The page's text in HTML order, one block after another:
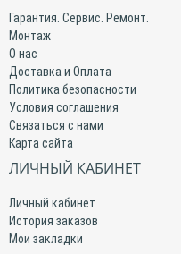
Гарантия. Сервис. Ремонт.
Монтаж
О нас
Доставка и Оплата
Политика безопасности
Условия соглашения
Связаться с нами
Карта сайта
ЛИЧНЫЙ КАБИНЕТ
Личный кабинет
История заказов
Мои закладки